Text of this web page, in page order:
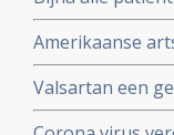
Yorkse
waren de
Amerikaanse
infusen met
Valsartan een
het corona